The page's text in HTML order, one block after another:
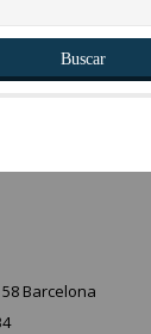
Buscar
Barcelona